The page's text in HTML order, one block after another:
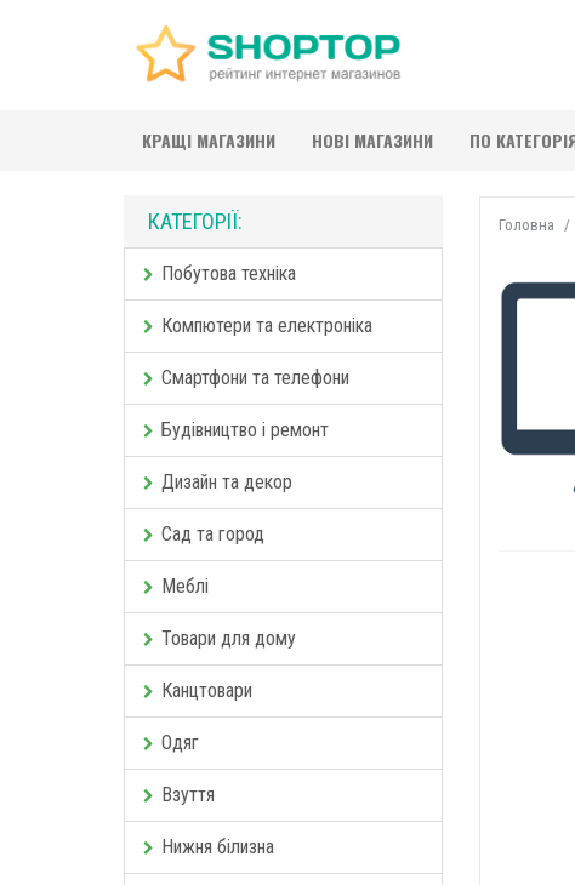
КРАЩІ МАГАЗИНИ НОВІ МАГАЗИНИ ПО
КАТЕГОРІЇ:
Побутова техніка
Компютери та електроніка
Смартфони та телефони
Будівництво і ремонт
Дизайн та декор
Сад та город
Меблі
Товари для дому
Канцтовари
Одяг
Взуття
Нижня білизна
Головна